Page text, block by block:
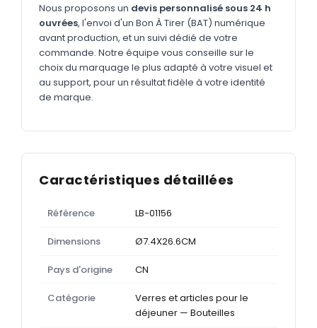
Vêtements
Outils & porte-clés
Cuisine
Nous proposons un devis personnalisé sous 24 h
ouvrées, l'envoi d'un Bon À Tirer (BAT) numérique
avant production, et un suivi dédié de votre
commande. Notre équipe vous conseille sur le
choix du marquage le plus adapté à votre visuel et
au support, pour un résultat fidèle à votre identité
de marque.
Caractéristiques détaillées
Référence LB-01156
Dimensions Ø7.4X26.6CM
Pays d'origine CN
Catégorie
Verres et articles pour le
déjeuner — Bouteilles